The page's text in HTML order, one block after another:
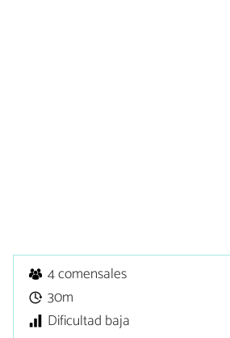
4 comensales
30m
Dificultad baja